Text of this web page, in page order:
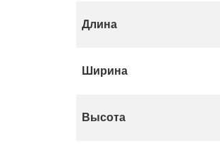
Длина
Ширина
Высота